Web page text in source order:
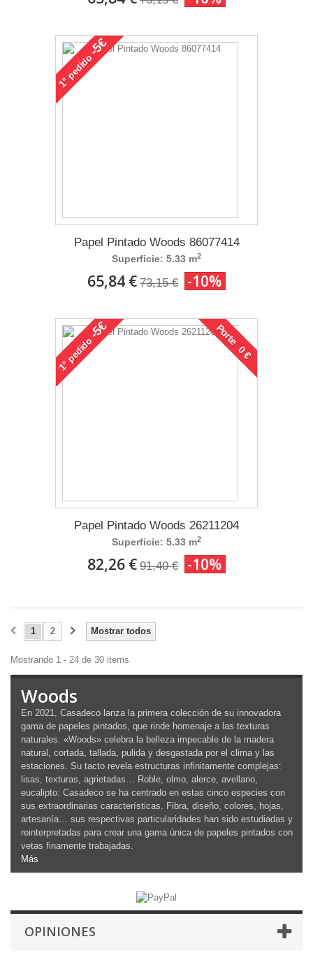
1°
pedido
-5€
Papel Pintado Woods 86077414
Superficie: 5.33 m2
65,84 € 73,15 € -10%
1°
pedido
-5€ Porte 0 €
Papel Pintado Woods 26211204
Superficie: 5.33 m2
82,26 € 91,40 € -10%
Mostrar todos
1 2
Mostrando 1 - 24 de 30 items
Woods
En 2021, Casadeco lanza la primera colección de su innovadora
gama de papeles pintados, que rinde homenaje a las texturas
naturales. «Woods» celebra la belleza impecable de la madera
natural, cortada, tallada, pulida y desgastada por el clima y las
estaciones. Su tacto revela estructuras infinitamente complejas:
lisas, texturas, agrietadas… Roble, olmo, alerce, avellano,
eucalipto: Casadeco se ha centrado en estas cinco especies con
sus extraordinarias características. Fibra, diseño, colores, hojas,
artesanía… sus respectivas particularidades han sido estudiadas y
reinterpretadas para crear una gama única de papeles pintados con
vetas finamente trabajadas.
Más
OPINIONES